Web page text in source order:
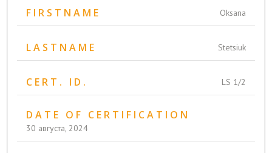
FIRSTNAME Oksana
LASTNAME Stetsiuk
CERT. ID. LS 1/2
DATE OF CERTIFICATION
30 августа, 2024